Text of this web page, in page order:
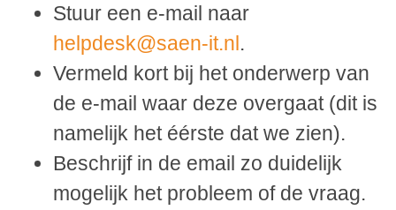
Stuur een e-mail naar
helpdesk@saen-it.nl.
Vermeld kort bij het onderwerp van
de e-mail waar deze overgaat (dit is
namelijk het éérste dat we zien).
Beschrijf in de email zo duidelijk
mogelijk het probleem of de vraag.